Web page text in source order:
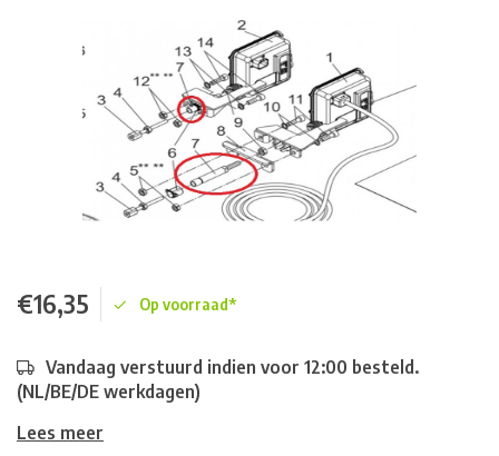
€16,35 Op voorraad*
Vandaag verstuurd indien voor 12:00 besteld.
(NL/BE/DE werkdagen)
Lees meer